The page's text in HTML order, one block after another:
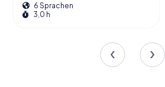
6 Sprachen
3,0 h